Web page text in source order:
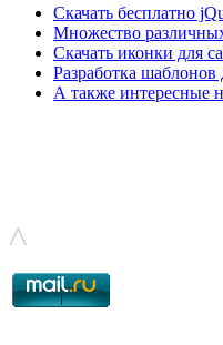
Скачать бесплатно
Множество
Скачать иконки для
Разработка шаблонов
А также интересные
© - 2015-2017 - helix.su - все
^